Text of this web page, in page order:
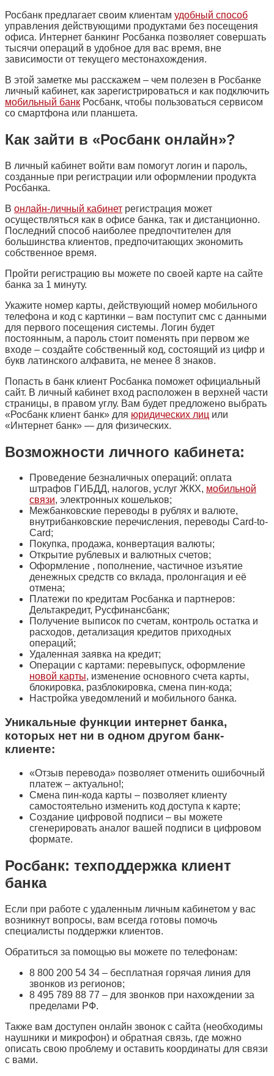
Росбанк предлагает своим клиентам удобный способ
управления действующими продуктами без посещения
офиса. Интернет банкинг Росбанка позволяет совершать
тысячи операций в удобное для вас время, вне
зависимости от текущего местонахождения.
В этой заметке мы расскажем – чем полезен в Росбанке
личный кабинет, как зарегистрироваться и как подключить
мобильный банк Росбанк, чтобы пользоваться сервисом
со смартфона или планшета.
Как зайти в «Росбанк онлайн»?
В личный кабинет войти вам помогут логин и пароль,
созданные при регистрации или оформлении продукта
Росбанка.
В онлайн-личный кабинет регистрация может
осуществляться как в офисе банка, так и дистанционно.
Последний способ наиболее предпочтителен для
большинства клиентов, предпочитающих экономить
собственное время.
Пройти регистрацию вы можете по своей карте на сайте
банка за 1 минуту.
Укажите номер карты, действующий номер мобильного
телефона и код с картинки – вам поступит смс с данными
для первого посещения системы. Логин будет
постоянным, а пароль стоит поменять при первом же
входе – создайте собственный код, состоящий из цифр и
букв латинского алфавита, не менее 8 знаков.
Попасть в банк клиент Росбанка поможет официальный
сайт. В личный кабинет вход расположен в верхней части
страницы, в правом углу. Вам будет предложено выбрать
«Росбанк клиент банк» для юридических лиц или
«Интернет банк» — для физических.
Возможности личного кабинета:
Проведение безналичных операций: оплата
штрафов ГИБДД, налогов, услуг ЖКХ, мобильной
связи, электронных кошельков;
Межбанковские переводы в рублях и валюте,
внутрибанковские перечисления, переводы Card-to-
Card;
Покупка, продажа, конвертация валюты;
Открытие рублевых и валютных счетов;
Оформление , пополнение, частичное изъятие
денежных средств со вклада, пролонгация и её
отмена;
Платежи по кредитам Росбанка и партнеров:
Дельтакредит, Русфинансбанк;
Получение выписок по счетам, контроль остатка и
расходов, детализация кредитов приходных
операций;
Удаленная заявка на кредит;
Операции с картами: перевыпуск, оформление
новой карты, изменение основного счета карты,
блокировка, разблокировка, смена пин-кода;
Настройка уведомлений и мобильного банка.
Уникальные функции интернет банка,
которых нет ни в одном другом банк-
клиенте:
«Отзыв перевода» позволяет отменить ошибочный
платеж – актуально!;
Смена пин-кода карты – позволяет клиенту
самостоятельно изменить код доступа к карте;
Создание цифровой подписи – вы можете
сгенерировать аналог вашей подписи в цифровом
формате.
Росбанк: техподдержка клиент
банка
Если при работе с удаленным личным кабинетом у вас
возникнут вопросы, вам всегда готовы помочь
специалисты поддержки клиентов.
Обратиться за помощью вы можете по телефонам:
8 800 200 54 34 – бесплатная горячая линия для
звонков из регионов;
8 495 789 88 77 – для звонков при нахождении за
пределами РФ.
Также вам доступен онлайн звонок с сайта (необходимы
наушники и микрофон) и обратная связь, где можно
описать свою проблему и оставить координаты для связи
с вами.